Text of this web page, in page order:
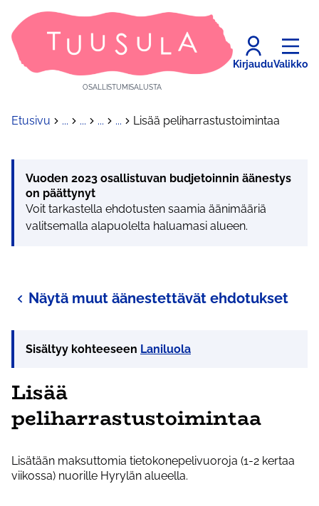
OSALLISTUMISALUSTA
KirjauduValikko
Etusivu ... ... ... ... Lisää peliharrastustoimintaa
Vuoden 2023 osallistuvan budjetoinnin äänestys
on päättynyt
Voit tarkastella ehdotusten saamia äänimääriä
valitsemalla alapuolelta haluamasi alueen.
Näytä muut äänestettävät ehdotukset
Sisältyy kohteeseen Laniluola
Lisää
peliharrastustoimintaa
Lisätään maksuttomia tietokonepelivuoroja (1-2 kertaa
viikossa) nuorille Hyrylän alueella.